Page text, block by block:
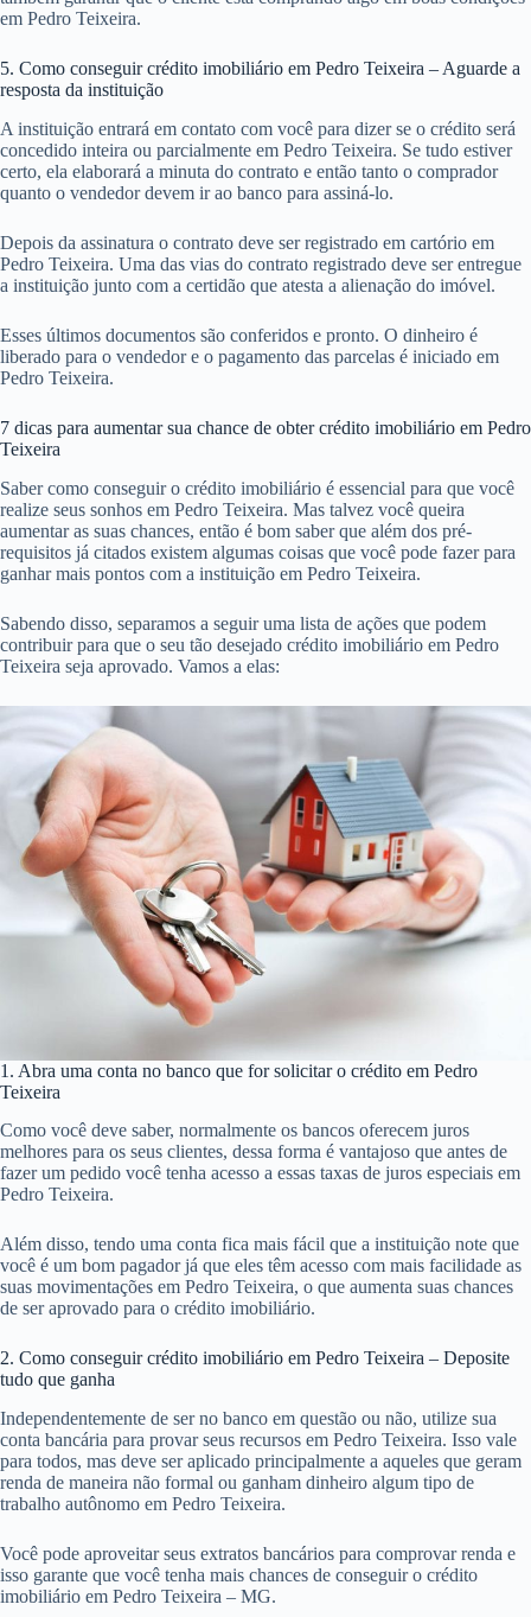
em Pedro Teixeira.
5. Como conseguir crédito imobiliário em Pedro Teixeira – Aguarde a
resposta da instituição
A instituição entrará em contato com você para dizer se o crédito será
concedido inteira ou parcialmente em Pedro Teixeira. Se tudo estiver
certo, ela elaborará a minuta do contrato e então tanto o comprador
quanto o vendedor devem ir ao banco para assiná-lo.
Depois da assinatura o contrato deve ser registrado em cartório em
Pedro Teixeira. Uma das vias do contrato registrado deve ser entregue
a instituição junto com a certidão que atesta a alienação do imóvel.
Esses últimos documentos são conferidos e pronto. O dinheiro é
liberado para o vendedor e o pagamento das parcelas é iniciado em
Pedro Teixeira.
7 dicas para aumentar sua chance de obter crédito imobiliário em Pedro
Teixeira
Saber como conseguir o crédito imobiliário é essencial para que você
realize seus sonhos em Pedro Teixeira. Mas talvez você queira
aumentar as suas chances, então é bom saber que além dos pré-
requisitos já citados existem algumas coisas que você pode fazer para
ganhar mais pontos com a instituição em Pedro Teixeira.
Sabendo disso, separamos a seguir uma lista de ações que podem
contribuir para que o seu tão desejado crédito imobiliário em Pedro
Teixeira seja aprovado. Vamos a elas:
1. Abra uma conta no banco que for solicitar o crédito em Pedro
Teixeira
Como você deve saber, normalmente os bancos oferecem juros
melhores para os seus clientes, dessa forma é vantajoso que antes de
fazer um pedido você tenha acesso a essas taxas de juros especiais em
Pedro Teixeira.
Além disso, tendo uma conta fica mais fácil que a instituição note que
você é um bom pagador já que eles têm acesso com mais facilidade as
suas movimentações em Pedro Teixeira, o que aumenta suas chances
de ser aprovado para o crédito imobiliário.
2. Como conseguir crédito imobiliário em Pedro Teixeira – Deposite
tudo que ganha
Independentemente de ser no banco em questão ou não, utilize sua
conta bancária para provar seus recursos em Pedro Teixeira. Isso vale
para todos, mas deve ser aplicado principalmente a aqueles que geram
renda de maneira não formal ou ganham dinheiro algum tipo de
trabalho autônomo em Pedro Teixeira.
Você pode aproveitar seus extratos bancários para comprovar renda e
isso garante que você tenha mais chances de conseguir o crédito
imobiliário em Pedro Teixeira – MG.